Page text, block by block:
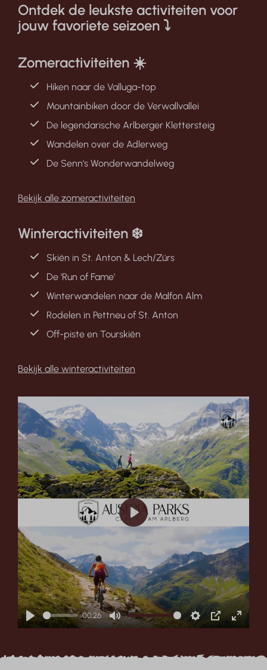
Ontdek de leukste activiteiten voor
jouw favoriete seizoen ⤵
Zomeractiviteiten ☀️
Hiken naar de Valluga-top
Mountainbiken door de Verwallvallei
De legendarische Arlberger Klettersteig
Wandelen over de Adlerweg
De Senn's Wonderwandelweg
Bekijk alle zomeractiviteiten
Winteractiviteiten ❄️
Skiën in St. Anton & Lech/Zürs
De 'Run of Fame'
Winterwandelen naar de Malfon Alm
Rodelen in Pettneu of St. Anton
Off-piste en Tourskiën
Bekijk alle winteractiviteiten
Play
00:26
Mute Settings
PIP
Enter
Play